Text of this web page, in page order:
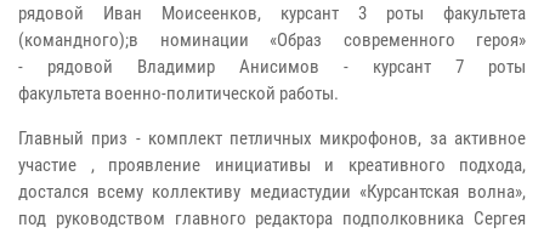
рядовой Иван Моисеенков, курсант 3 роты факультета
(командного);в номинации «Образ современного героя»
- рядовой Владимир Анисимов - курсант 7 роты
факультета военно-политической работы.
Главный приз - комплект петличных микрофонов, за активное
участие , проявление инициативы и креативного подхода,
достался всему коллективу медиастудии «Курсантская волна»,
под руководством главного редактора подполковника Сергея